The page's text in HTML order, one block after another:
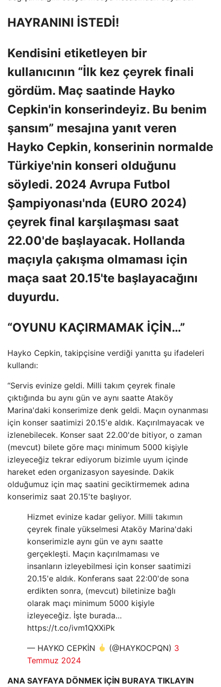
HAYRANINI İSTEDİ!
Kendisini etiketleyen bir
kullanıcının “İlk kez çeyrek finali
gördüm. Maç saatinde Hayko
Cepkin'in konserindeyiz. Bu benim
şansım” mesajına yanıt veren
Hayko Cepkin, konserinin normalde
Türkiye'nin konseri olduğunu
söyledi. 2024 Avrupa Futbol
Şampiyonası'nda (EURO 2024)
çeyrek final karşılaşması saat
22.00'de başlayacak. Hollanda
maçıyla çakışma olmaması için
maça saat 20.15'te başlayacağını
duyurdu.
“OYUNU KAÇIRMAMAK İÇİN…”
Hayko Cepkin, takipçisine verdiği yanıtta şu ifadeleri
kullandı:
“Servis evinize geldi. Milli takım çeyrek finale
çıktığında bu aynı gün ve aynı saatte Ataköy
Marina'daki konserimize denk geldi. Maçın oynanması
için konser saatimizi 20.15'e aldık. Kaçırılmayacak ve
izlenebilecek. Konser saat 22.00'de bitiyor, o zaman
(mevcut) bilete göre maçı minimum 5000 kişiyle
izleyeceğiz tekrar ediyorum bizimle uyum içinde
hareket eden organizasyon sayesinde. Dakik
olduğumuz için maç saatini geciktirmemek adına
konserimiz saat 20.15'te başlıyor.
Hizmet evinize kadar geliyor. Milli takımın
çeyrek finale yükselmesi Ataköy Marina'daki
konserimizle aynı gün ve aynı saatte
gerçekleşti. Maçın kaçırılmaması ve
insanların izleyebilmesi için konser saatimizi
20.15'e aldık. Konferans saat 22:00'de sona
erdikten sonra, (mevcut) biletinize bağlı
olarak maçı minimum 5000 kişiyle
izleyeceğiz. İşte burada…
https://t.co/ivm1QXXiPk
— HAYKO CEPKİN (@HAYKOCPQN) 3
Temmuz 2024
ANA SAYFAYA DÖNMEK İÇİN BURAYA TIKLAYIN